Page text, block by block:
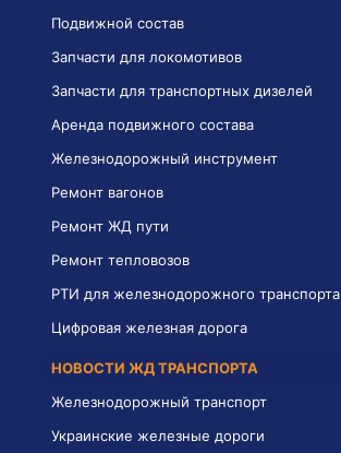
Подвижной состав
Запчасти для локомотивов
Запчасти для транспортных дизелей
Аренда подвижного состава
Железнодорожный инструмент
Ремонт вагонов
Ремонт ЖД пути
Ремонт тепловозов
РТИ для железнодорожного транспорта
Цифровая железная дорога
НОВОСТИ ЖД ТРАНСПОРТА
Железнодорожный транспорт
Украинские железные дороги